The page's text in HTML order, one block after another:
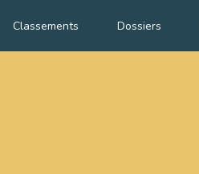
Classements Dossiers